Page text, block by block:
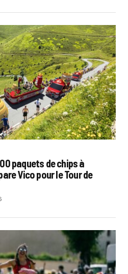
paquets de chips à
Vico pour le Tour de